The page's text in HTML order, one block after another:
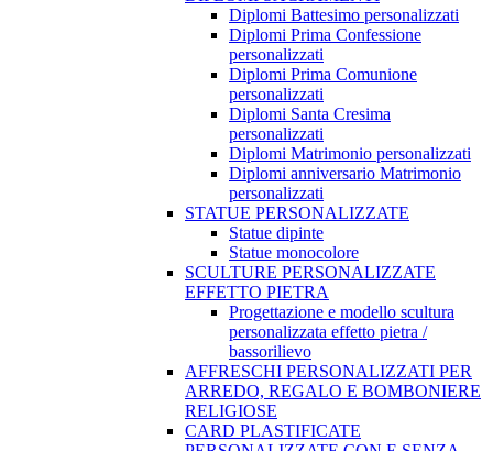
Diplomi Battesimo personalizzati
Diplomi Prima Confessione
personalizzati
Diplomi Prima Comunione
personalizzati
Diplomi Santa Cresima
personalizzati
Diplomi Matrimonio personalizzati
Diplomi anniversario Matrimonio
personalizzati
STATUE PERSONALIZZATE
Statue dipinte
Statue monocolore
SCULTURE PERSONALIZZATE
EFFETTO PIETRA
Progettazione e modello scultura
personalizzata effetto pietra /
bassorilievo
AFFRESCHI PERSONALIZZATI PER
ARREDO, REGALO E BOMBONIERE
RELIGIOSE
CARD PLASTIFICATE